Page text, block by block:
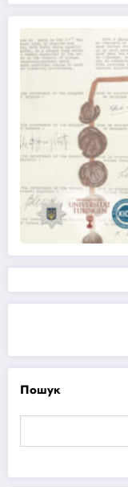
Пошук